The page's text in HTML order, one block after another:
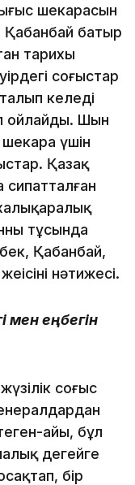
шекарасын
батыр
тарихы
соғыстар
келеді
ойлайды. Шын
үшін
Қазақ
тұсында
Қабанбай,
нәтижесі.
мен еңбегін
соғыс
айы, бұл
деңгейге
бір